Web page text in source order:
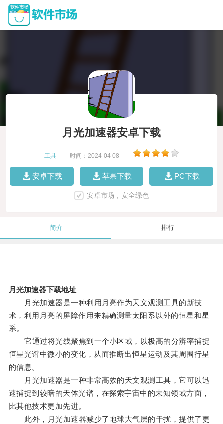
月光加速器安卓下载
工具 时间：2024-04-08
安卓下载 苹果下载 PC下载
安卓市场，安全绿色
简介 排行
月光加速器下载地址
月光加速器是一种利用月亮作为天文观测工具的新技
术，利用月亮的屏障作用来精确测量太阳系以外的恒星和星
系。
它通过将光线聚焦到一个小区域，以极高的分辨率捕捉
恒星光谱中微小的变化，从而推断出恒星运动及其周围行星
的信息。
月光加速器是一种非常高效的天文观测工具，它可以迅
速捕捉到较暗的天体光谱，在探索宇宙中的未知领域方面，
比其他技术更加先进。
此外，月光加速器减少了地球大气层的干扰，提供了更